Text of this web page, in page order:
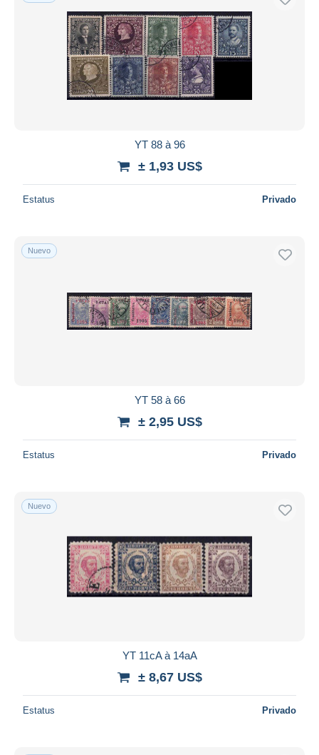
YT 88 à 96
± 1,93 US$
Estatus Privado
Nuevo
YT 58 à 66
± 2,95 US$
Estatus Privado
Nuevo
YT 11cA à 14aA
± 8,67 US$
Estatus Privado